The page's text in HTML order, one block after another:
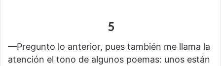
5
—Pregunto lo anterior, pues también me llama la
atención el tono de algunos poemas: unos están